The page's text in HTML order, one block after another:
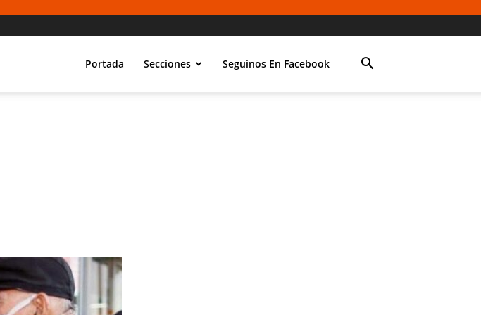
Portada Secciones Seguinos En Facebook